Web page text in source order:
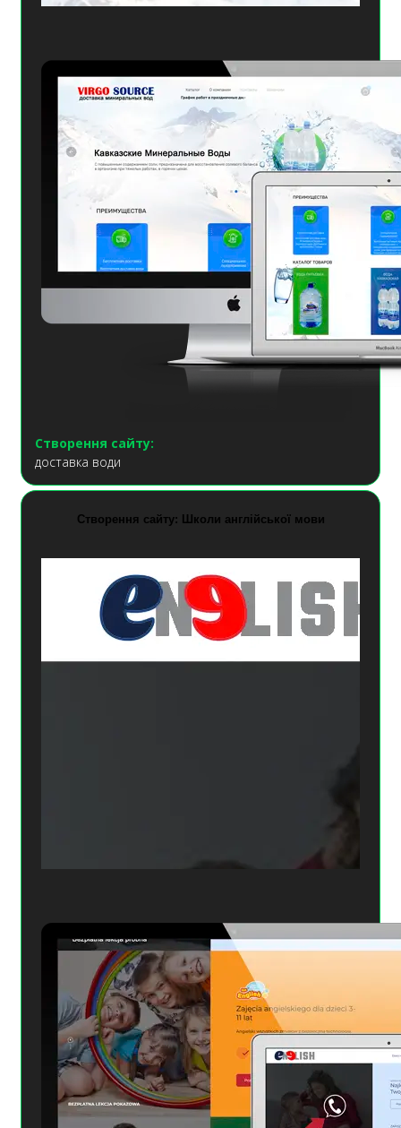
Створення сайту:
доставка води
Створення сайту: Школи англійської мови